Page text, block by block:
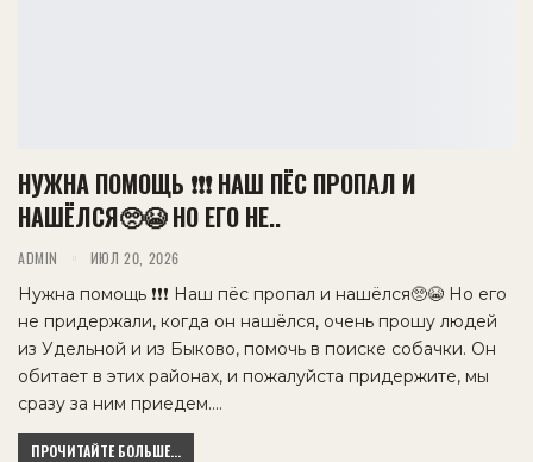
НУЖНА ПОМОЩЬ ❗❗❗ НАШ ПЁС ПРОПАЛ И
НАШЁЛСЯ🥺😭 НО ЕГО НЕ..
ADMIN ИЮЛ 20, 2026
Нужна помощь ❗❗❗ Наш пёс пропал и нашёлся🥺😭 Но его
не придержали, когда он нашёлся, очень прошу людей
из Удельной и из Быково, помочь в поиске собачки. Он
обитает в этих районах, и пожалуйста придержите, мы
сразу за ним приедем.…
ПРОЧИТАЙТЕ БОЛЬШЕ...